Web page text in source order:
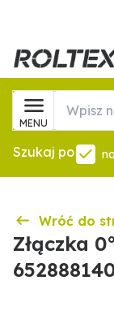
MENU
Szukaj po
Wróć do
Złączka